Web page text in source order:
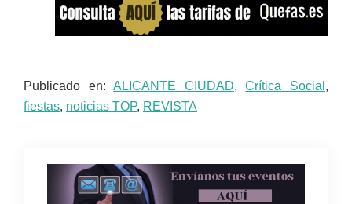
Publicado en:ALICANTE CIUDAD,Crítica Social ,
fiestas, noticias TOP, REVISTA